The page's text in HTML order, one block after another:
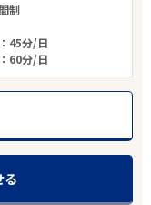
制
45分/日
60分/日
る